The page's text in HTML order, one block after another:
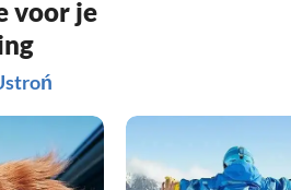
voor je